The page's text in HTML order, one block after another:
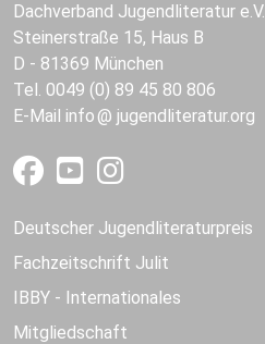
Dachverband Jugendliteratur e.V.
Steinerstraße 15, Haus B
D - 81369 München
Tel. 0049 (0) 89 45 80 806
E-Mail info jugendliteratur.org
Deutscher Jugendliteraturpreis
Fachzeitschrift Julit
IBBY - Internationales
Mitgliedschaft